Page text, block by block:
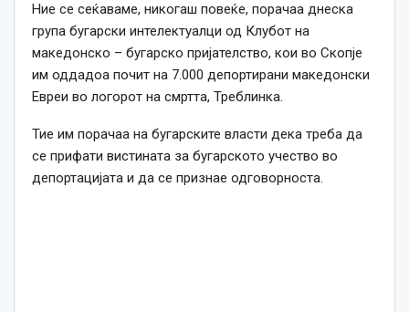
Ние се сеќаваме, никогаш повеќе, порачаа днеска
група бугарски интелектуалци од Клубот на
македонско – бугарско пријателство, кои во Скопје
им оддадоа почит на 7.000 депортирани македонски
Евреи во логорот на смртта, Треблинка.
Тие им порачаа на бугарските власти дека треба да
се прифати вистината за бугарското учество во
депортацијата и да се признае одговорноста.